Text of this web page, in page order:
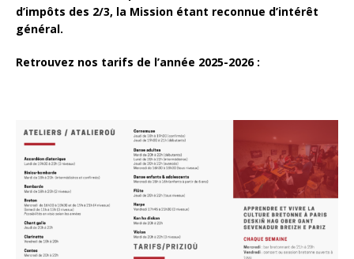
d’impôts des 2/3, la Mission étant reconnue d’intérêt
général.
Retrouvez nos tarifs de l’année 2025-2026 :